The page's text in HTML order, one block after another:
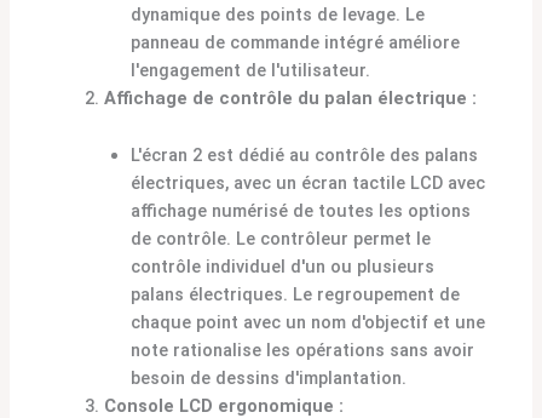
dynamique des points de levage. Le
panneau de commande intégré améliore
l'engagement de l'utilisateur.
Affichage de contrôle du palan électrique :
L'écran 2 est dédié au contrôle des palans
électriques, avec un écran tactile LCD avec
affichage numérisé de toutes les options
de contrôle. Le contrôleur permet le
contrôle individuel d'un ou plusieurs
palans électriques. Le regroupement de
chaque point avec un nom d'objectif et une
note rationalise les opérations sans avoir
besoin de dessins d'implantation.
Console LCD ergonomique :